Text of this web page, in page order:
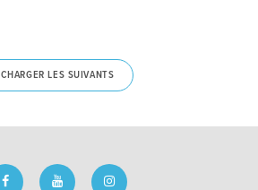
CHARGER LES SUIVANTS